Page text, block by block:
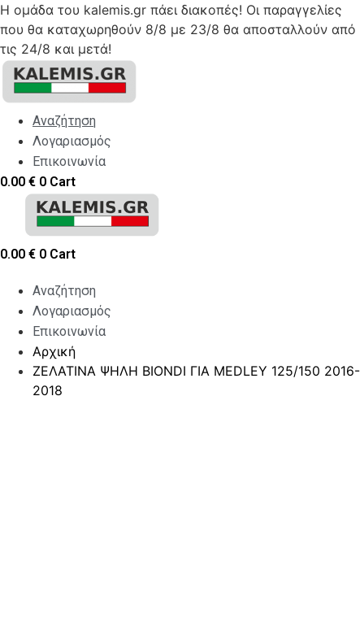
Η ομάδα του kalemis.gr πάει διακοπές! Οι παραγγελίες
που θα καταχωρηθούν 8/8 με 23/8 θα αποσταλλούν από
τις 24/8 και μετά!
Skip
content
Αναζήτηση
Λογαριασμός
Επικοινωνία
0.00 € 0 Cart
0.00 € 0 Cart
Αναζήτηση
Λογαριασμός
Επικοινωνία
Αρχική
ΖΕΛΑΤΙΝΑ ΨΗΛΗ BIONDI ΓΙΑ MEDLEY 125/150 2016-
2018